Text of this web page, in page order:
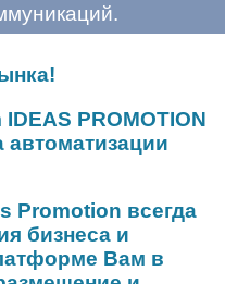
PROMOTION
Promotion всегда
бизнеса и
Вам в